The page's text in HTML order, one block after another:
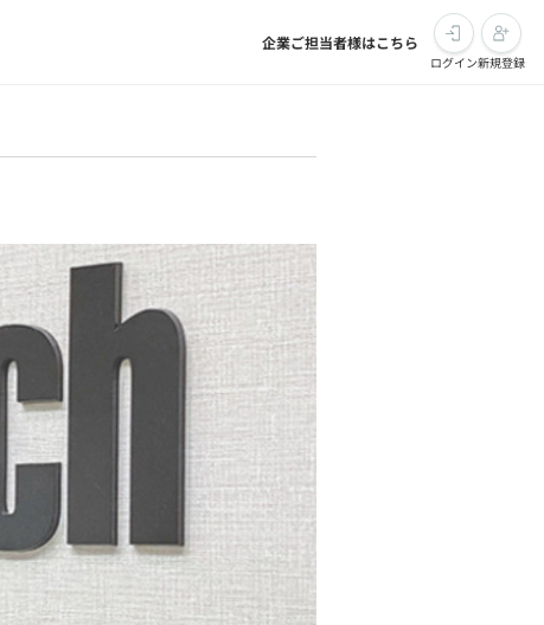
企業ご担当者様はこちら
ログイン新規登録